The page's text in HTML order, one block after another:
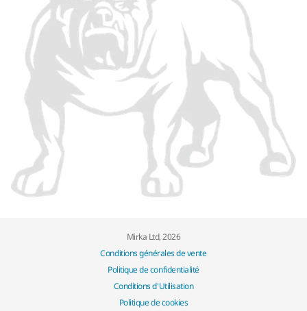
Mirka Ltd, 2026
Conditions générales de vente
Politique de confidentialité
Conditions d'Utilisation
Politique de cookies